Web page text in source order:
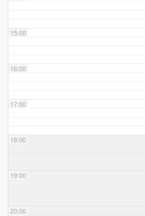
15:00
16:00
17:00
18:00
19:00
20:00